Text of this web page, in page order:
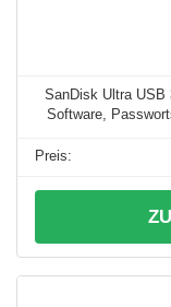
SanDisk Ultra USB
Software,